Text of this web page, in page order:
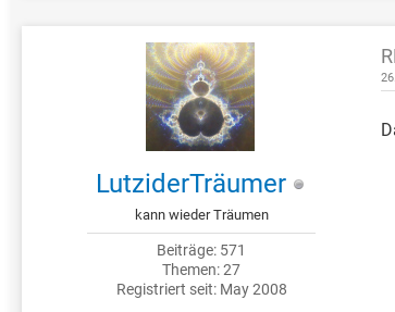
LutziderTräumer
kann wieder Träumen
Beiträge: 571
Themen: 27
Registriert seit: May 2008